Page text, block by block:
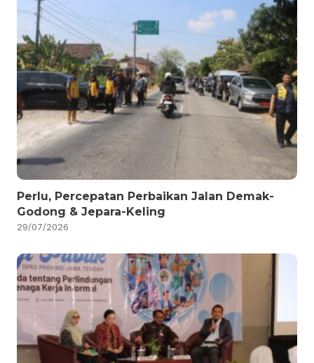
Perlu, Percepatan Perbaikan Jalan Demak-
Godong & Jepara-Keling
29/07/2026